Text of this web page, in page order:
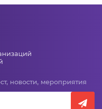
новости, мероприятия